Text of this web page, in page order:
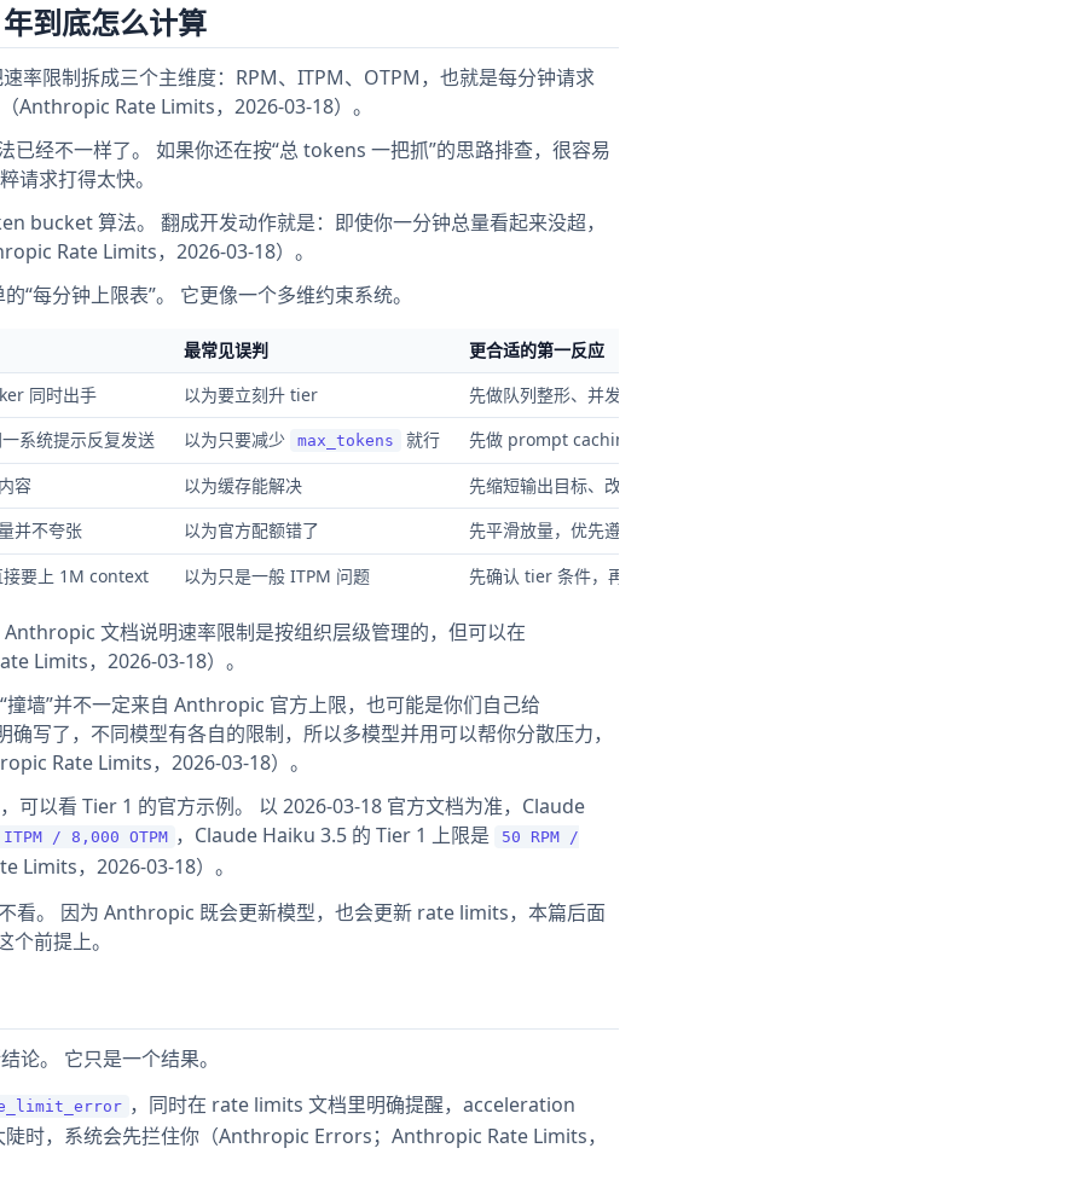
到底怎么计算
率限制拆成三个主维度：RPM、ITPM、OTPM，也就是每分钟请求
Anthropic Rate Limits，2026-03-18）。
已经不一样了。 如果你还在按“总 tokens 一把抓”的思路排查，很容易
请求打得太快。
bucket 算法。 翻成开发动作就是：即使你一分钟总量看起来没超，
Rate Limits，2026-03-18）。
“每分钟上限表”。 它更像一个多维约束系统。
最常见误判
更合适的第一反应
同时出手
以为要立刻升 tier
先做队列整形、并发上限和抖动退避
系统提示反复发送
以为只要减少 max_tokens 就行
先做 prompt caching、压缩上下文、拆请求
容
以为缓存能解决
先缩短输出目标、改分段生成
并不夸张
以为官方配额错了 先平滑放量，优先遵守
要上 1M context 以为只是一般 ITPM 问题 先确认 tier 条件，再评估是否拆上下文
文档说明速率限制是按组织层级管理的，但可以在
Limits，2026-03-18）。
墙”并不一定来自 Anthropic 官方上限，也可能是你们自己给
写了，不同模型有各自的限制，所以多模型并用可以帮你分散压力，
Rate Limits，2026-03-18）。
可以看 Tier 1 的官方示例。 以 2026-03-18 官方文档为准，Claude
/ 8,000 OTPM ，Claude Haiku 3.5 的 Tier 1 上限是 50 RPM /
Limits，2026-03-18）。
看。 因为 Anthropic 既会更新模型，也会更新 rate limits，本篇后面
前提上。
论。 它只是一个结果。
，同时在 rate limits 文档里明确提醒，acceleration
陡时，系统会先拦住你（Anthropic Errors；Anthropic Rate Limits，